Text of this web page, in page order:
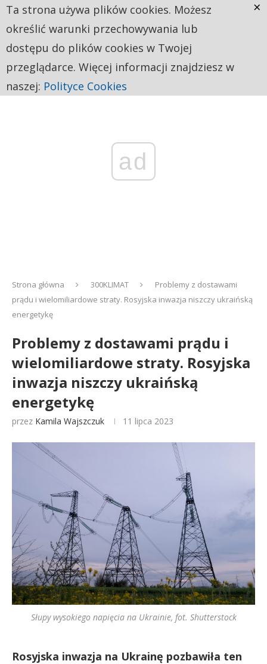
ad
Strona główna 300KLIMAT
Problemy z dostawami
prądu i wielomiliardowe straty. Rosyjska inwazja niszczy ukraińską
energetykę
Problemy z dostawami prądu i
wielomiliardowe straty. Rosyjska
inwazja niszczy ukraińską
energetykę
przez Kamila Wajszczuk 11 lipca 2023
Słupy wysokiego napięcia na Ukrainie, fot. Shutterstock
Rosyjska inwazja na Ukrainę pozbawiła ten
Ta strona używa plików cookies. Możesz
określić warunki przechowywania lub
dostępu do plików cookies w Twojej
przeglądarce. Więcej informacji znajdziesz w
naszej: Polityce Cookies
×